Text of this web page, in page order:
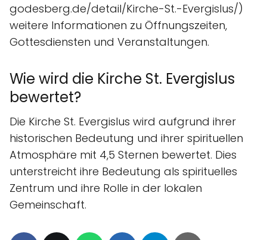
godesberg.de/detail/Kirche-St.-Evergislus/)
weitere Informationen zu Öffnungszeiten,
Gottesdiensten und Veranstaltungen.
Wie wird die Kirche St. Evergislus
bewertet?
Die Kirche St. Evergislus wird aufgrund ihrer
historischen Bedeutung und ihrer spirituellen
Atmosphäre mit 4,5 Sternen bewertet. Dies
unterstreicht ihre Bedeutung als spirituelles
Zentrum und ihre Rolle in der lokalen
Gemeinschaft.